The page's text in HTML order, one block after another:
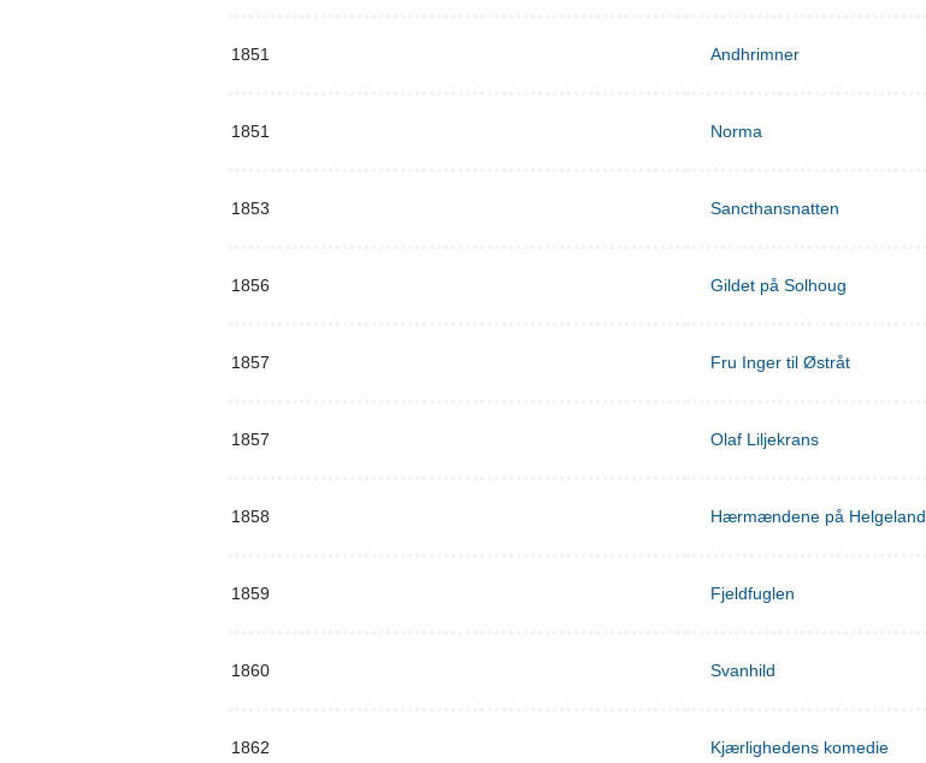
1851 Andhrimner
1851 Norma
1853 Sancthansnatten
1856 Gildet på Solhoug
1857 Fru Inger til Østråt
1857 Olaf Liljekrans
1858 Hærmændene på Helgeland
1859 Fjeldfuglen
1860 Svanhild
1862 Kjærlighedens komedie